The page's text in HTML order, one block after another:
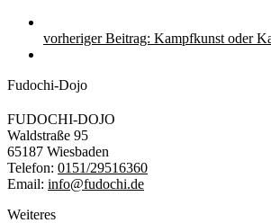
vorheriger Beitrag: Kampfkunst oder
Fudochi-Dojo
FUDOCHI-DOJO
Waldstraße 95
65187 Wiesbaden
Telefon: 0151/29516360
Email: info@fudochi.de
Weiteres